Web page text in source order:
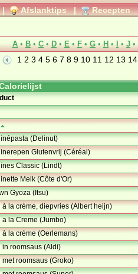
| Afslanktips | Recepten
A • B • C • D • E • F • G • H • • J •
1 2 3 4 5 6 7 8 9 10 11 12 13 14
(Delinut)
Glutenvrij (Céréal)
Classic (Lindt)
Melk (Côte d'Or)
Gyoza (Itsu)
à la crème, diepvries (Albert heijn)
a la Creme (Jumbo)
à la crème (Oerlemans)
in roomsaus (Aldi)
met roomsaus (Groko)